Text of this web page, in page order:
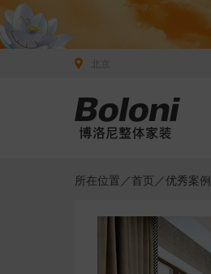
所在位置／首页 ／优秀案例